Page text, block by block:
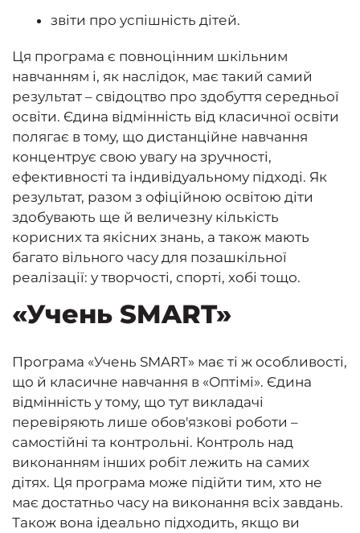
звіти про успішність дітей.
Ця програма є повноцінним шкільним
навчанням і, як наслідок, має такий самий
результат – свідоцтво про здобуття середньої
освіти. Єдина відмінність від класичної освіти
полягає в тому, що дистанційне навчання
концентрує свою увагу на зручності,
ефективності та індивідуальному підході. Як
результат, разом з офіційною освітою діти
здобувають ще й величезну кількість
корисних та якісних знань, а також мають
багато вільного часу для позашкільної
реалізації: у творчості, спорті, хобі тощо.
«Учень SMART»
Програма «Учень SMART» має ті ж особливості,
що й класичне навчання в «Оптімі». Єдина
відмінність у тому, що тут викладачі
перевіряють лише обов'язкові роботи –
самостійні та контрольні. Контроль над
виконанням інших робіт лежить на самих
дітях. Ця програма може підійти тим, хто не
має достатньо часу на виконання всіх завдань.
Також вона ідеально підходить, якщо ви